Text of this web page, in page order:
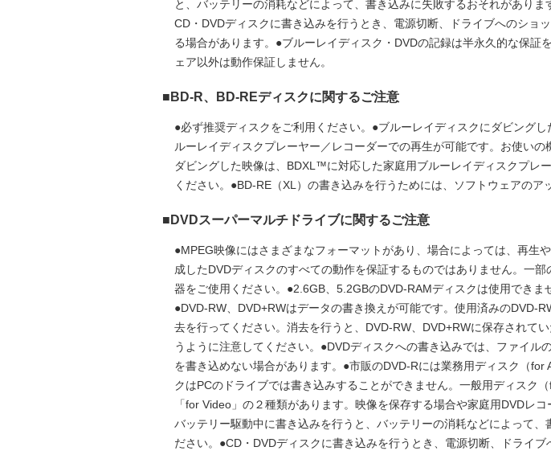
と、バッテリーの消耗などによって、書き込みに失敗するおそれがあり
CD・DVDディスクに書き込みを行うとき、電源切断、ドライブへのショ
る場合があります。●ブルーレイディスク・DVDの記録は半永久的な保
ェア以外は動作保証しません。
■BD-R、BD-REディスクに関するご注意
●必ず推奨ディスクをご利用ください。●ブルーレイディスクにダビング
ルーレイディスクプレーヤー／レコーダーでの再生が可能です。お使い
ダビングした映像は、BDXL™に対応した家庭用ブルーレイディスクプレ
ください。●BD-RE（XL）の書き込みを行うためには、ソフトウェアのア
■DVDスーパーマルチドライブに関するご注意
●MPEG映像にはさまざまなフォーマットがあり、場合によっては、再生
成したDVDディスクのすべての動作を保証するものではありません。一
器をご使用ください。●2.6GB、5.2GBのDVD-RAMディスクは使用でき
●DVD-RW、DVD+RWはデータの書き換えが可能です。使用済みのDVD-
去を行ってください。消去を行うと、DVD-RW、DVD+RWに保存されて
うように注意してください。●DVDディスクへの書き込みでは、ファイ
を書き込めない場合があります。●市販のDVD-Rには業務用ディスク（
クはPCのドライブでは書き込みすることができません。一般用ディスク
「for Video」の２種類があります。映像を保存する場合や家庭用DVDレ
バッテリー駆動中に書き込みを行うと、バッテリーの消耗などによって
ださい。●CD・DVDディスクに書き込みを行うとき、電源切断、ドライ